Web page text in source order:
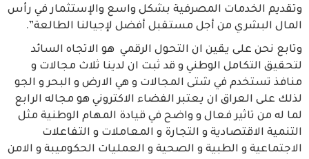
وتقديم الخدمات المصرفية بشكل واسع والإستثمار في رأس
المال البشري من أجل مستقبل أفضل لإجيالنا الطالعة”.
وتابع نحن على يقين ان التحول الرقمي هو الاتجاه السائد
لتحقيق التكامل الوطني و قد ثبت ان لدينا ثلاث مجالات و
منافذ تستخدم في شتى المجالات و هي الارض و البحر و الجو
لذلك على العراق ان يعتبر الفضاء الاكتروني هو مجاله الرابع
لما له من تاثير فعال و واضح في قيادة المهام الوطنية مثل
التنمية الاقتصادية و التجارة و المعاملات و التفاعلات
الاجتماعية و الطبية و الصحية و العمليات الحكوميبة و الامن